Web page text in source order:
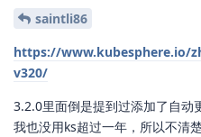
saintli86
https://www.kubesphere.io/
v320/
3.2.0里面倒是提到过添加了自
我也没用ks超过一年，所以不清